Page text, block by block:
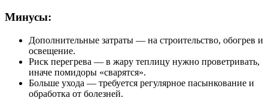
Минусы:
Дополнительные затраты — на строительство, обогрев и
освещение.
Риск перегрева — в жару теплицу нужно проветривать,
иначе помидоры «сварятся».
Больше ухода — требуется регулярное пасынкование и
обработка от болезней.